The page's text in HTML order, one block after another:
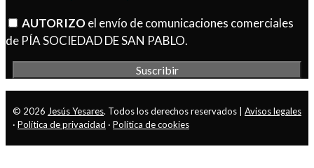
AUTORIZOel envío de comunicaciones comerciales
de PÍA SOCIEDAD DE SAN PABLO.
© 2026 Jesús Yesares. Todos los derechos reservados | Avisos legales
· Política de privacidad · Política de cookies